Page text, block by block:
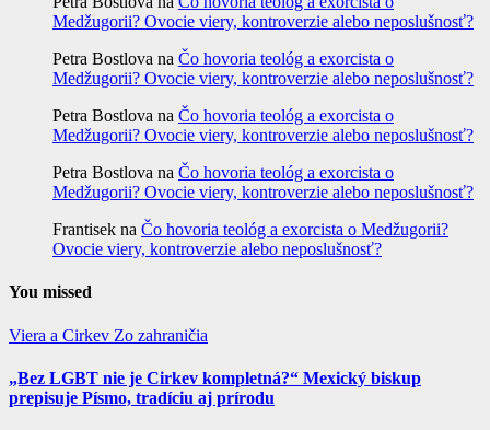
Medžugorii? Ovocie viery, kontroverzie alebo neposlušnosť?
Petra Bostlova na Čo hovoria teológ a exorcista o
Medžugorii? Ovocie viery, kontroverzie alebo neposlušnosť?
Petra Bostlova na Čo hovoria teológ a exorcista o
Medžugorii? Ovocie viery, kontroverzie alebo neposlušnosť?
Petra Bostlova na Čo hovoria teológ a exorcista o
Medžugorii? Ovocie viery, kontroverzie alebo neposlušnosť?
Frantisek na Čo hovoria teológ a exorcista o Medžugorii?
Ovocie viery, kontroverzie alebo neposlušnosť?
You missed
Viera a Cirkev Zo zahraničia
„Bez LGBT nie je Cirkev kompletná?“ Mexický biskup
prepisuje Písmo, tradíciu aj prírodu